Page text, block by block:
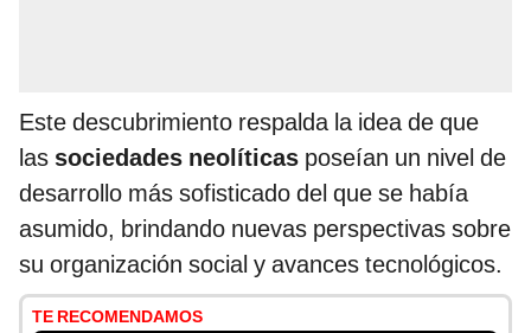
Este descubrimiento respalda la idea de que
las sociedades neolíticas poseían un nivel de
desarrollo más sofisticado del que se había
asumido, brindando nuevas perspectivas sobre
su organización social y avances tecnológicos.
TE RECOMENDAMOS